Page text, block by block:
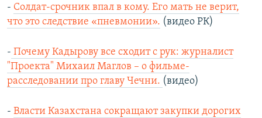
- Солдат-срочник впал в кому. Его мать не верит,
что это следствие «пневмонии». (видео РК)
- Почему Кадырову все сходит с рук: журналист
"Проекта" Михаил Маглов – о фильме-
расследовании про главу Чечни. (видео)
- Власти Казахстана сокращают закупки дорогих